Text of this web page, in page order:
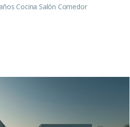
Cocina Salón Comedor